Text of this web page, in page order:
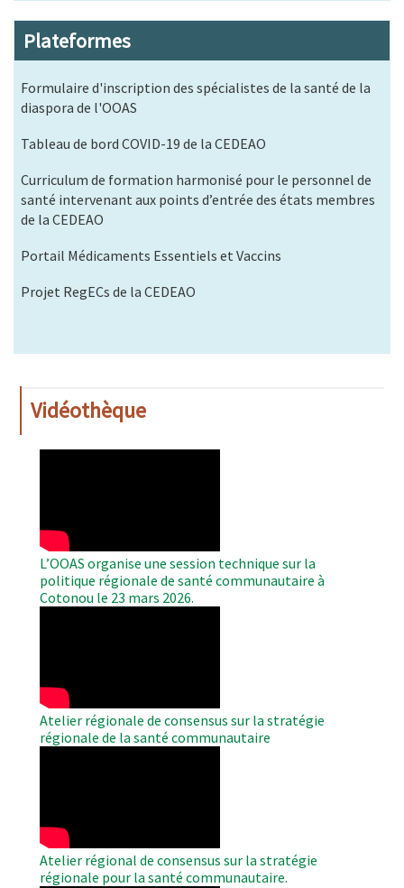
Plateformes
Formulaire d'inscription des spécialistes de la santé de la
diaspora de l'OOAS
Tableau de bord COVID-19 de la CEDEAO
Curriculum de formation harmonisé pour le personnel de
santé intervenant aux points d’entrée des états membres
de la CEDEAO
Portail Médicaments Essentiels et Vaccins
Projet RegECs de la CEDEAO
Vidéothèque
L’OOAS organise une session technique sur la
politique régionale de santé communautaire à
Cotonou le 23 mars 2026.
Atelier régionale de consensus sur la stratégie
régionale de la santé communautaire
Atelier régional de consensus sur la stratégie
régionale pour la santé communautaire.